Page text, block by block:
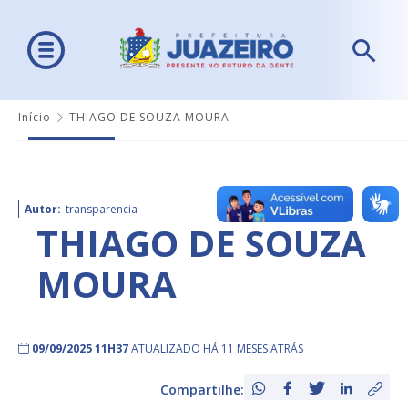
Início THIAGO DE SOUZA MOURA
Autor: transparencia
THIAGO DE SOUZA
MOURA
09/09/2025 11H37ATUALIZADO HÁ 11 MESES ATRÁS
Compartilhe: